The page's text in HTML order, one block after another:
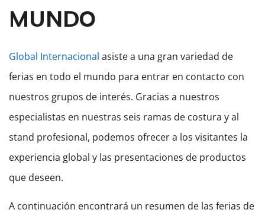
MUNDO
Global Internacional asiste a una gran variedad de
ferias en todo el mundo para entrar en contacto con
nuestros grupos de interés. Gracias a nuestros
especialistas en nuestras seis ramas de costura y al
stand profesional, podemos ofrecer a los visitantes la
experiencia global y las presentaciones de productos
que deseen.
A continuación encontrará un resumen de las ferias de